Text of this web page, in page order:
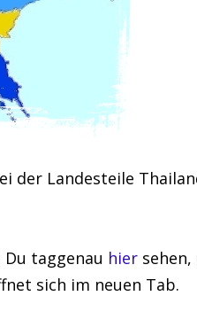
der Landesteile
taggenau hier
sich im neuen Tab.